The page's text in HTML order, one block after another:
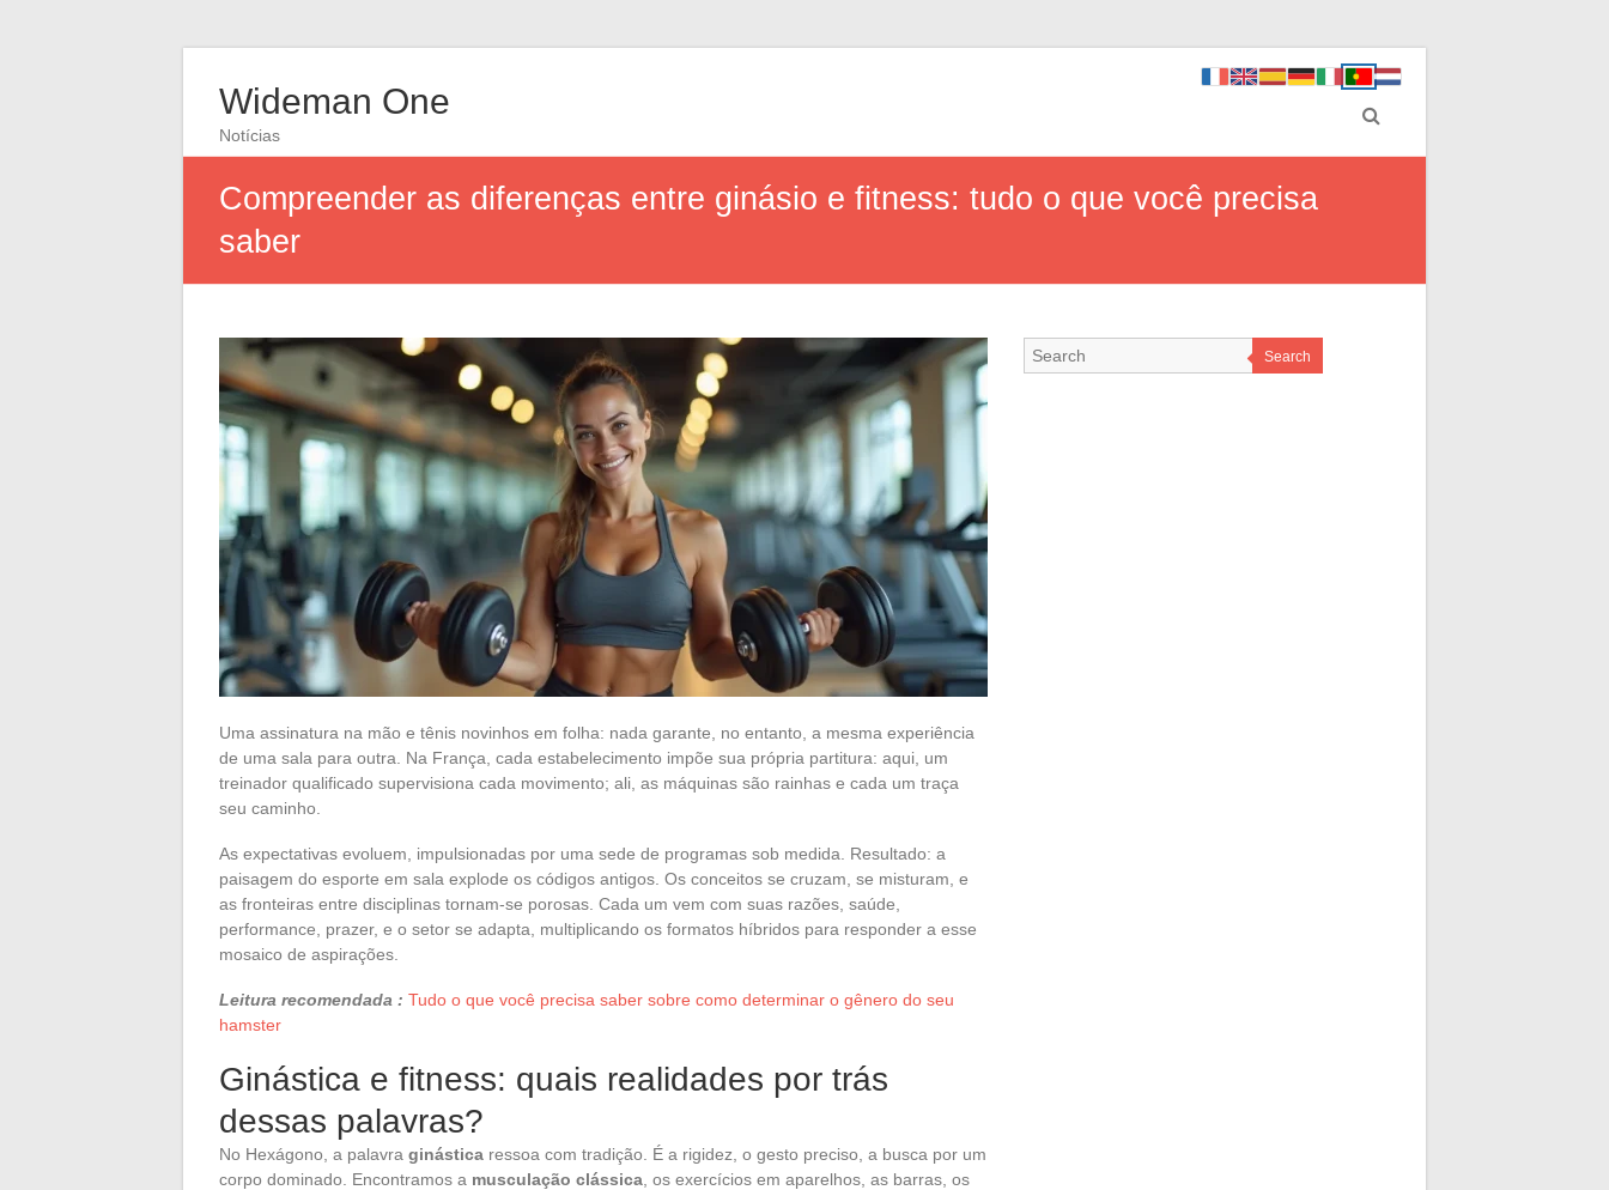
Wideman One
Notícias
Compreender as diferenças entre ginásio e fitness: tudo o que você precisa
saber
Uma assinatura na mão e tênis novinhos em folha: nada garante, no entanto, a mesma experiência
de uma sala para outra. Na França, cada estabelecimento impõe sua própria partitura: aqui, um
treinador qualificado supervisiona cada movimento; ali, as máquinas são rainhas e cada um traça
seu caminho.
As expectativas evoluem, impulsionadas por uma sede de programas sob medida. Resultado: a
paisagem do esporte em sala explode os códigos antigos. Os conceitos se cruzam, se misturam, e
as fronteiras entre disciplinas tornam-se porosas. Cada um vem com suas razões, saúde,
performance, prazer, e o setor se adapta, multiplicando os formatos híbridos para responder a esse
mosaico de aspirações.
Leitura recomendada : Tudo o que você precisa saber sobre como determinar o gênero do seu
hamster
Ginástica e fitness: quais realidades por trás
dessas palavras?
No Hexágono, a palavra ginástica ressoa com tradição. É a rigidez, o gesto preciso, a busca por um
corpo dominado. Encontramos a musculação clássica , os exercícios em aparelhos, as barras, os
Search